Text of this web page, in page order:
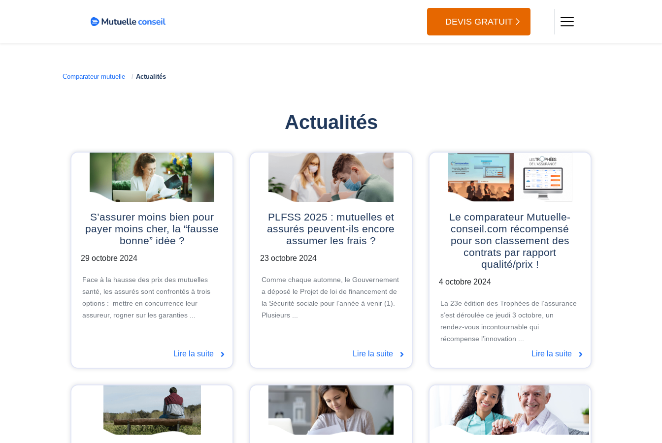
DEVIS GRATUIT
Comparateur mutuelle Actualités
Actualités
S’assurer moins bien pour
payer moins cher, la “fausse
bonne” idée ?
29 octobre 2024
Face à la hausse des prix des mutuelles
santé, les assurés sont confrontés à trois
options : mettre en concurrence leur
assureur, rogner sur les garanties ...
Lire la suite
PLFSS 2025 : mutuelles et
assurés peuvent-ils encore
assumer les frais ?
23 octobre 2024
Comme chaque automne, le Gouvernement
a déposé le Projet de loi de financement de
la Sécurité sociale pour l’année à venir (1).
Plusieurs ...
Lire la suite
Le comparateur Mutuelle-
conseil.com récompensé
pour son classement des
contrats par rapport
qualité/prix !
4 octobre 2024
La 23e édition des Trophées de l’assurance
s’est déroulée ce jeudi 3 octobre, un
rendez-vous incontournable qui
récompense l’innovation ...
Lire la suite